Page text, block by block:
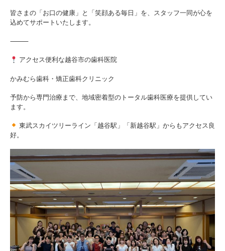
皆さまの「お口の健康」と「笑顔ある毎日」を、スタッフ一同が心を
込めてサポートいたします。
⸻
アクセス便利な越谷市の歯科医院
かみむら歯科・矯正歯科クリニック
予防から専門治療まで、地域密着型のトータル歯科医療を提供してい
ます。
東武スカイツリーライン「越谷駅」「新越谷駅」からもアクセス良
好。